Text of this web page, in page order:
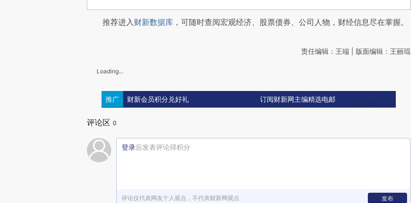
推荐进入财新数据库 ，可随时查阅宏观经济、股票债券、公司人物，财经信息尽在掌握。
责任编辑：王端 | 版面编辑：王丽琨
Loading...
推广 财新会员积分兑好礼 订阅财新网主编精选电邮
评论区 0
登录后发表评论得积分
评论仅代表网友个人观点，不代表财新网观点 发布